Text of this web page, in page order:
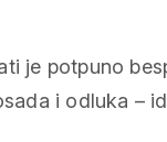
je potpuno
i odluka –